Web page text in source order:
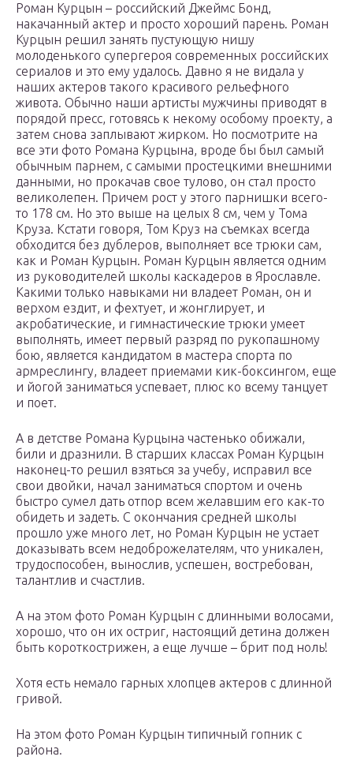
Роман Курцын – российский Джеймс Бонд,
накачанный актер и просто хороший парень. Роман
Курцын решил занять пустующую нишу
молоденького супергероя современных российских
сериалов и это ему удалось. Давно я не видала у
наших актеров такого красивого рельефного
живота. Обычно наши артисты мужчины приводят в
порядой пресс, готовясь к некому особому проекту, а
затем снова заплывают жирком. Но посмотрите на
все эти фото Романа Курцына, вроде бы был самый
обычным парнем, с самыми простецкими внешними
данными, но прокачав свое тулово, он стал просто
великолепен. Причем рост у этого парнишки всего-
то 178 см. Но это выше на целых 8 см, чем у Тома
Круза. Кстати говоря, Том Круз на съемках всегда
обходится без дублеров, выполняет все трюки сам,
как и Роман Курцын. Роман Курцын является одним
из руководителей школы каскадеров в Ярославле.
Какими только навыками ни владеет Роман, он и
верхом ездит, и фехтует, и жонглирует, и
акробатические, и гимнастические трюки умеет
выполнять, имеет первый разряд по рукопашному
бою, является кандидатом в мастера спорта по
армреслингу, владеет приемами кик-боксингом, еще
и йогой заниматься успевает, плюс ко всему танцует
и поет.
А в детстве Романа Курцына частенько обижали,
били и дразнили. В старших классах Роман Курцын
наконец-то решил взяться за учебу, исправил все
свои двойки, начал заниматься спортом и очень
быстро сумел дать отпор всем желавшим его как-то
обидеть и задеть. С окончания средней школы
прошло уже много лет, но Роман Курцын не устает
доказывать всем недоброжелателям, что уникален,
трудоспособен, вынослив, успешен, востребован,
талантлив и счастлив.
А на этом фото Роман Курцын с длинными волосами,
хорошо, что он их остриг, настоящий детина должен
быть короткострижен, а еще лучше – брит под ноль!
Хотя есть немало гарных хлопцев актеров с длинной
гривой.
На этом фото Роман Курцын типичный гопник с
района.